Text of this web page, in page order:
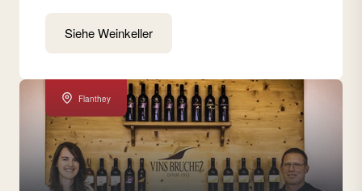
Siehe Weinkeller
Flanthey